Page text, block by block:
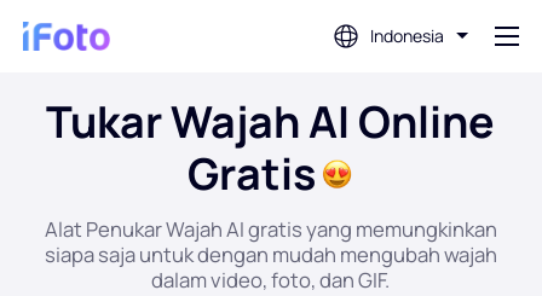
Indonesia
Gabung
Penghapus Latar Belakang
Tukar Wajah AI Online
Gratis
Alat Penukar Wajah AI gratis yang memungkinkan
siapa saja untuk dengan mudah mengubah wajah
dalam video, foto, dan GIF.